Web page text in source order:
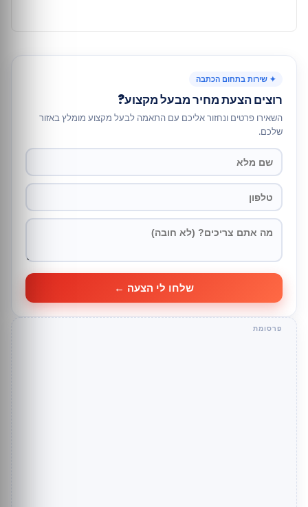
✦ שירות בתחום הכתבה
רוצים הצעת מחיר מבעל מקצוע?
השאירו פרטים ונחזור אליכם עם התאמה לבעל מקצוע מומלץ באזור
שלכם.
שלחו לי הצעה ←